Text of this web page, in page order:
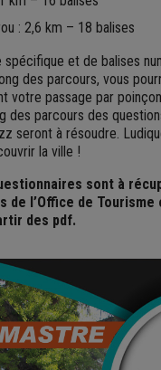
: 2,6 km – 18 balises
spécifique et de balises
des parcours, vous
votre passage par
des parcours des
seront à résoudre.
la ville !
sont à
de l’Office de Tourisme
des pdf.